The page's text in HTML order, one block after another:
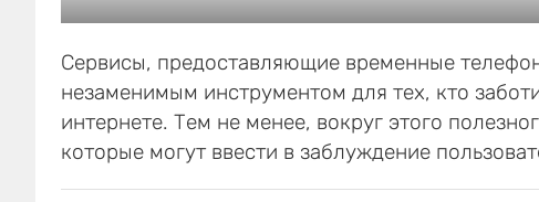
Сервисы, предоставляющие временные
незаменимым инструментом для тех, кто
интернете. Тем не менее, вокруг этого
которые могут ввести в заблуждение